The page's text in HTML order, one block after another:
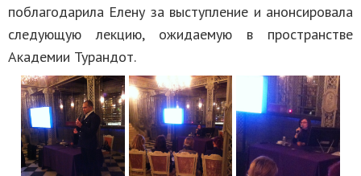
поблагодарила Елену за выступление и анонсировала
следующую лекцию, ожидаемую в пространстве
Академии Турандот.